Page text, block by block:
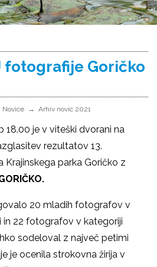
fotografije Goričko
Novice Arhiv novic 2021
18.00 je v viteški dvorani na
rezultatov 13.
parka Goričko z
20 mladih fotografov v
22 fotografov v kategoriji
sodeloval z največ petimi
je ocenila strokovna žirija v